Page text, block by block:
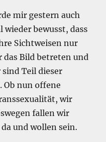
mir gestern auch
wieder bewusst, dass
Sichtweisen nur
Bild betreten und
Teil dieser
Ob nun offene
wir
fallen wir
und wollen sein.